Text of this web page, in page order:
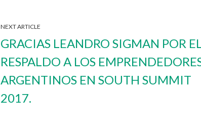
NEXT ARTICLE
GRACIAS LEANDRO SIGMAN POR
RESPALDO A LOS
ARGENTINOS EN SOUTH SUMMIT
2017.